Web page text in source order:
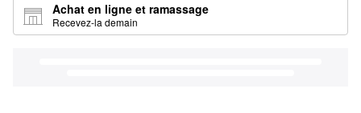
Achat en ligne et ramassage
Recevez-la demain